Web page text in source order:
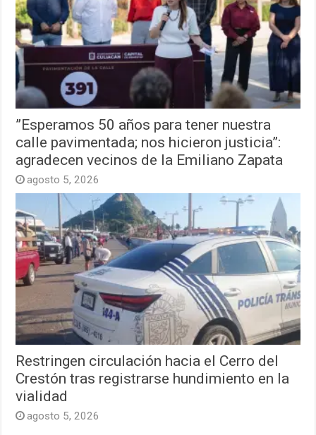
”Esperamos 50 años para tener nuestra
calle pavimentada; nos hicieron justicia”:
agradecen vecinos de la Emiliano Zapata
agosto 5, 2026
Restringen circulación hacia el Cerro del
Crestón tras registrarse hundimiento en la
vialidad
agosto 5, 2026